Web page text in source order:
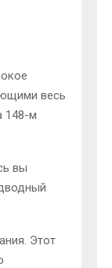
весь
148-м
вы
Этот